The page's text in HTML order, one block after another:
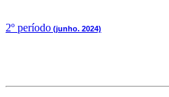
2º período (junho. 2024)